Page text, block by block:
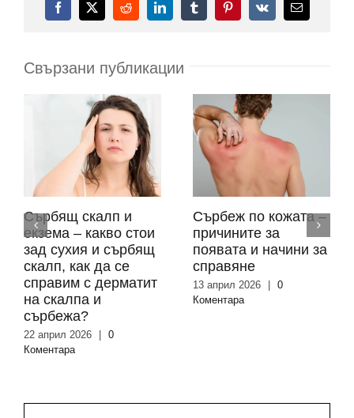
Facebook
X RedditLinkedInTumblrPinterest
Vk
поща:
Свързани публикации
Сърбящ скалп и
екзема – какво стои
зад сухия и сърбящ
скалп, как да се
справим с дерматит
на скалпа и
сърбежа?
22 април 2026
0
Коментара
Сърбеж по кожата –
причините за
появата и начини за
справяне
13 април 2026
0
Коментара